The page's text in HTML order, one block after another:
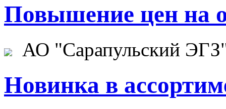
Повышение цен на
АО "Сарапульский
Новинка в